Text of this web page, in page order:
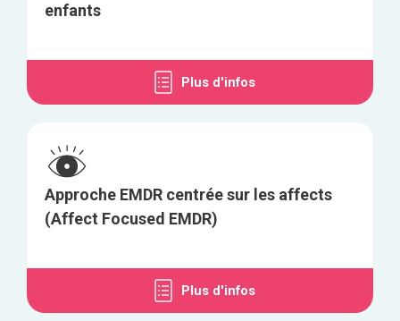
enfants
Plus d'infos
Approche EMDR centrée sur les affects
(Affect Focused EMDR)
Plus d'infos